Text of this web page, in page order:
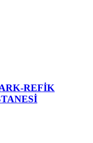
REFİK